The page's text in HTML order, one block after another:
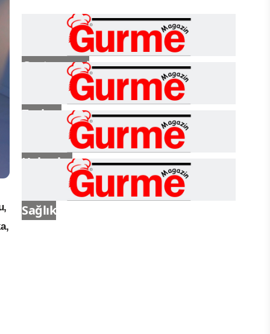
Gastronomi
Turizm
Haberler
Sağlık